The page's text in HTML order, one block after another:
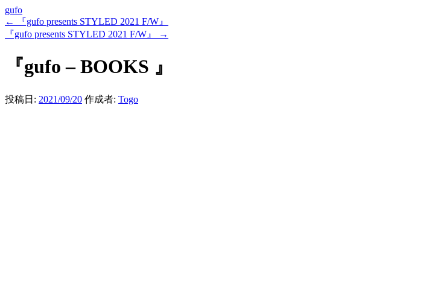
gufo
←
『gufo presents STYLED 2021 F/W』
『gufo presents STYLED 2021 F/W』
→
『gufo – BOOKS 』
投稿日: 2021/09/20 作成者: Togo